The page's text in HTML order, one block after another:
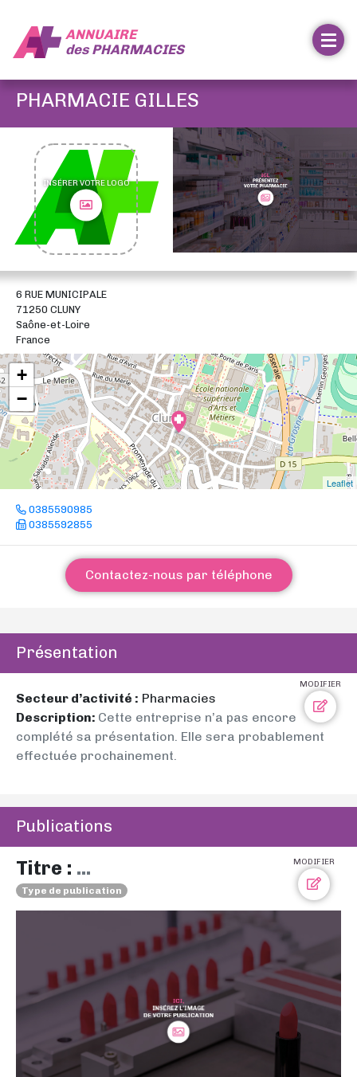
ANNUAIRE
desPHARMACIES
PHARMACIE GILLES
INSÉRER VOTRE LOGO
6 RUE MUNICIPALE
71250 CLUNY
Saône-et-Loire
France
+
−
Leaflet
0385590985
0385592855
Contactez-nous par téléphone
Présentation
MODIFIER
Secteur d’activité : Pharmacies
Description: Cette entreprise n’a pas encore
complété sa présentation. Elle sera probablement
effectuée prochainement.
Publications
MODIFIER
Titre : ...
Type de publication